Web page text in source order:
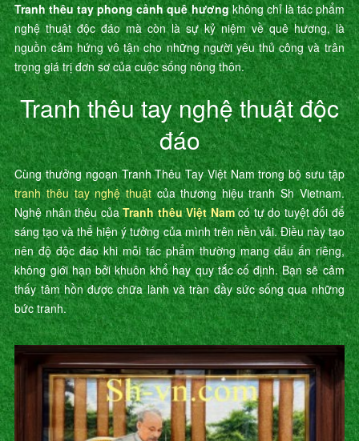
Tranh thêu tay phong cảnh quê hươngkhông chỉ là tác phẩm
nghệ thuật độc đáo mà còn là sự kỷ niệm về quê hương, là
nguồn cảm hứng vô tận cho những người yêu thủ công và trân
trọng giá trị đơn sơ của cuộc sống nông thôn.
Tranh thêu tay nghệ thuật độc
đáo
Cùng thưởng ngoạn Tranh Thêu Tay Việt Nam trong bộ sưu tập
tranh thêu tay nghệ thuậtcủa thương hiệu tranh Sh Vietnam.
Nghệ nhân thêu củaTranh thêu Việt Namcó tự do tuyệt đối để
sáng tạo và thể hiện ý tưởng của mình trên nền vải. Điều này tạo
nên độ độc đáo khi mỗi tác phẩm thường mang dấu ấn riêng,
không giới hạn bởi khuôn khổ hay quy tắc cố định. Bạn sẽ cảm
thấy tâm hồn được chữa lành và tràn đầy sức sống qua những
bức tranh.